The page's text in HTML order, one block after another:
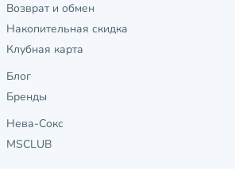
Возврат и обмен
Накопительная скидка
Клубная карта
Блог
Бренды
Нева-Сокс
MSCLUB